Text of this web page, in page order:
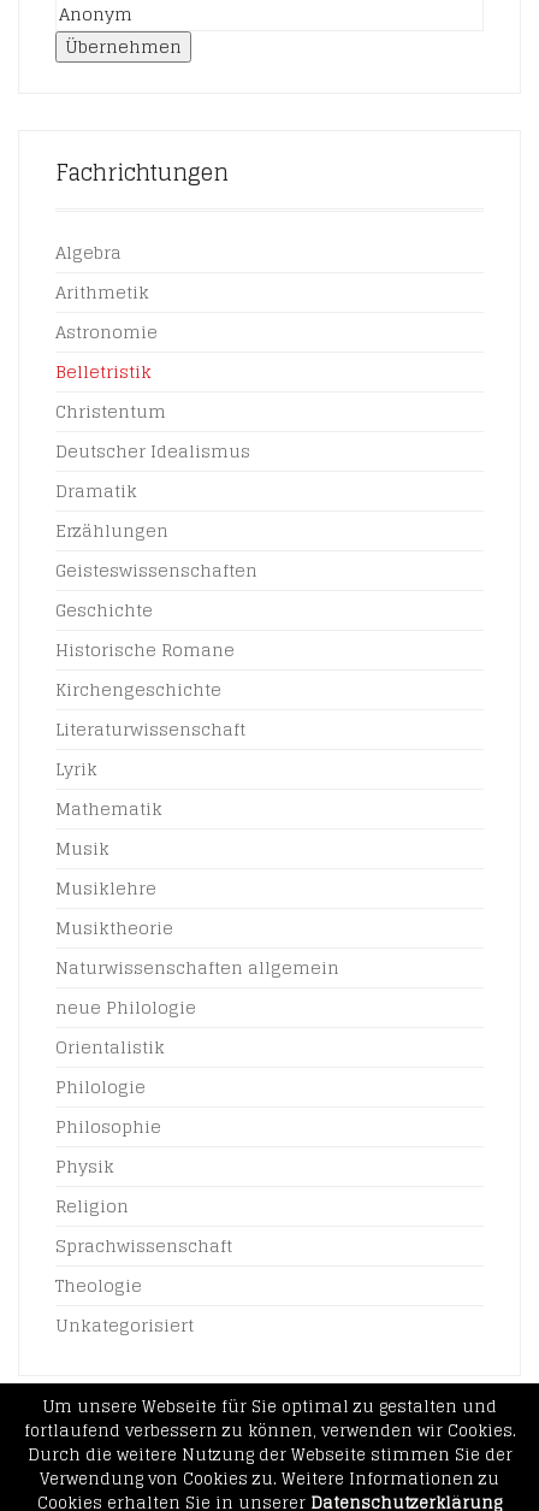
Übernehmen
Fachrichtungen
Algebra
Arithmetik
Astronomie
Belletristik
Christentum
Deutscher Idealismus
Dramatik
Erzählungen
Geisteswissenschaften
Geschichte
Historische Romane
Kirchengeschichte
Literaturwissenschaft
Lyrik
Mathematik
Musik
Musiklehre
Musiktheorie
Naturwissenschaften allgemein
neue Philologie
Orientalistik
Philologie
Philosophie
Physik
Religion
Sprachwissenschaft
Theologie
Unkategorisiert
Copyright © 2021 - Angela Ullstein
Impressum Datenschutzerklärung AGBs
Um unsere Webseite für Sie optimal zu gestalten und
fortlaufend verbessern zu können, verwenden wir Cookies.
Durch die weitere Nutzung der Webseite stimmen Sie der
Verwendung von Cookies zu. Weitere Informationen zu
Cookies erhalten Sie in unserer Datenschutzerklärung